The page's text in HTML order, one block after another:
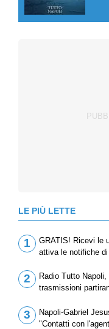
LE PIÙ LETTE
1
GRATIS! Ricevi le
attiva le notifiche
2
Radio Tutto
trasmissioni
3
Napoli-Gabriel
"Contatti con